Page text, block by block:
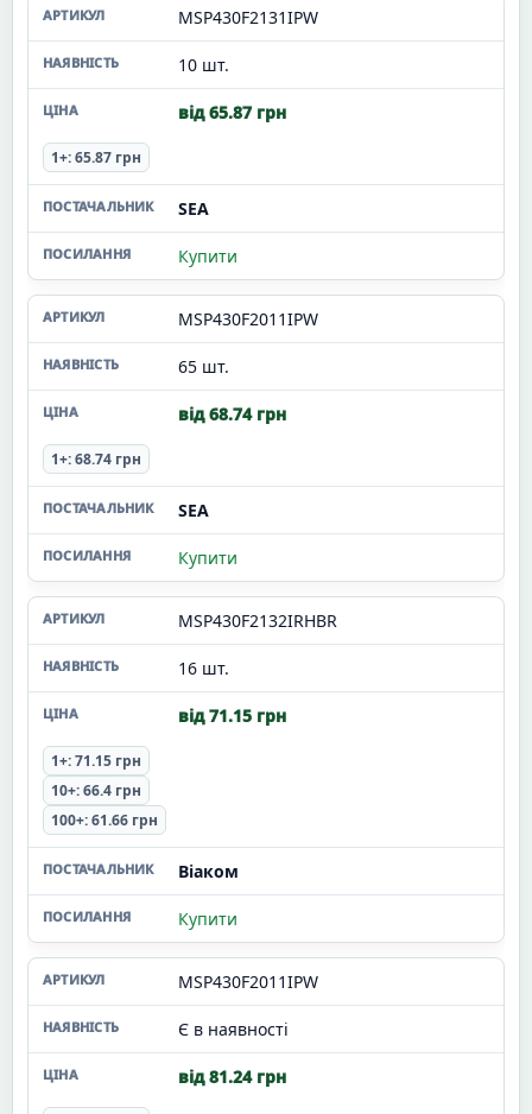
MSP430F2131IPW
10 шт.
від 65.87 грн
1+: 65.87 грн
SEA
Купити
MSP430F2011IPW
65 шт.
від 68.74 грн
1+: 68.74 грн
SEA
Купити
MSP430F2132IRHBR
16 шт.
від 71.15 грн
1+: 71.15 грн
10+: 66.4 грн
100+: 61.66 грн
Віаком
Купити
MSP430F2011IPW
Є в наявності
від 81.24 грн